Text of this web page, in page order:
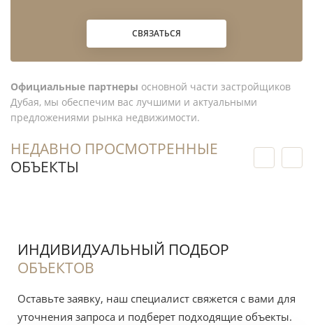
СВЯЗАТЬСЯ
Официальные партнеры основной части застройщиков
Дубая, мы обеспечим вас лучшими и актуальными
предложениями рынка недвижимости.
НЕДАВНО ПРОСМОТРЕННЫЕ
ОБЪЕКТЫ
ИНДИВИДУАЛЬНЫЙ ПОДБОР
ОБЪЕКТОВ
Оставьте заявку, наш специалист свяжется с вами для
уточнения запроса и подберет подходящие объекты.